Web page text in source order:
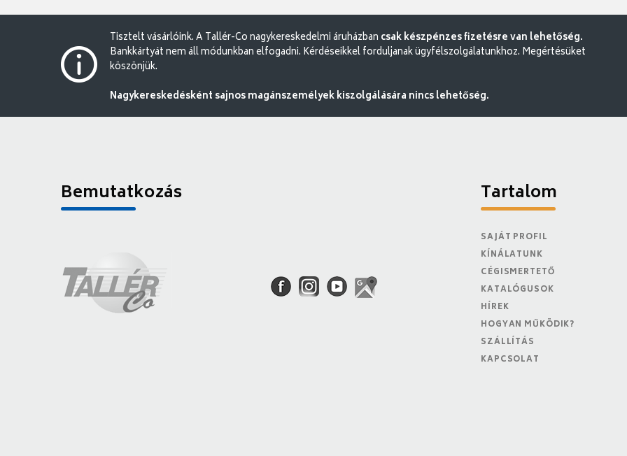
Tisztelt vásárlóink. A Tallér-Co nagykereskedelmi áruházban csak készpénzes fizetésre van lehetőség.
Bankkártyát nem áll módunkban elfogadni. Kérdéseikkel forduljanak ügyfélszolgálatunkhoz. Megértésüket
köszönjük.
Nagykereskedésként sajnos magánszemélyek kiszolgálására nincs lehetőség.
Bemutatkozás Tartalom
SAJÁT PROFIL
KÍNÁLATUNK
CÉGISMERTETŐ
KATALÓGUSOK
HÍREK
HOGYAN MŰKÖDIK?
SZÁLLÍTÁS
KAPCSOLAT